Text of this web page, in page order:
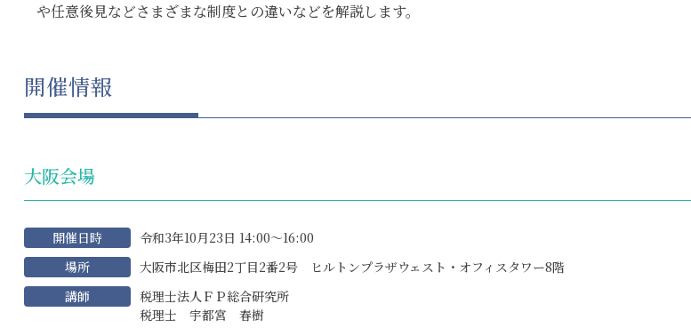
や任意後見などさまざまな制度との違いなどを解説します。
開催情報
大阪会場
開催日時
令和3年10月23日 14:00～16:00
場所
大阪市北区梅田2丁目2番2号 ヒルトンプラザウェスト・オフィスタワー8階
講師
税理士法人ＦＰ総合研究所
税理士 宇都宮 春樹